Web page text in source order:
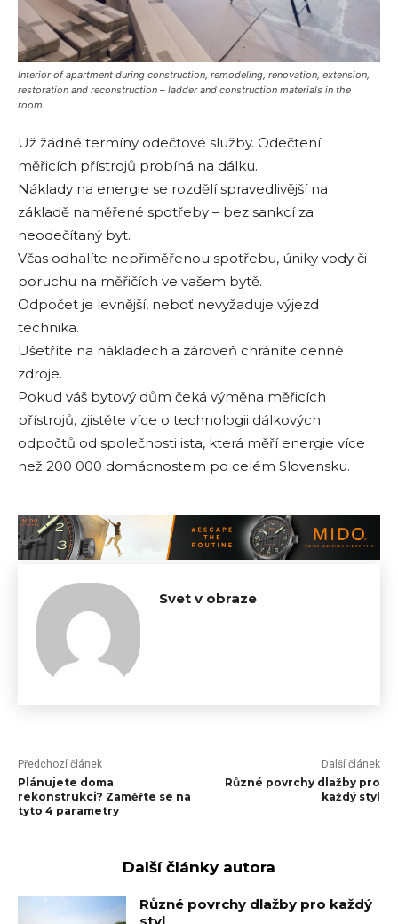
Interior of apartment during construction, remodeling, renovation, extension,
restoration and reconstruction – ladder and construction materials in the
room.
Už žádné termíny odečtové služby. Odečtení
měřicích přístrojů probíhá na dálku.
Náklady na energie se rozdělí spravedlivější na
základě naměřené spotřeby – bez sankcí za
neodečítaný byt.
Včas odhalíte nepřiměřenou spotřebu, úniky vody či
poruchu na měřičích ve vašem bytě.
Odpočet je levnější, neboť nevyžaduje výjezd
technika.
Ušetříte na nákladech a zároveň chráníte cenné
zdroje.
Pokud váš bytový dům čeká výměna měřicích
přístrojů, zjistěte více o technologii dálkových
odpočtů od společnosti ista, která měří energie více
než 200 000 domácnostem po celém Slovensku.
Svet v obraze
Předchozí článek
Plánujete doma
rekonstrukci? Zaměřte se na
tyto 4 parametry
Další článek
Různé povrchy dlažby pro
každý styl
Další články autora
Různé povrchy dlažby pro každý